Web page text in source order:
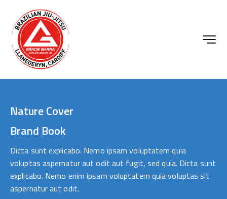
Nature Cover
Brand Book
Dicta sunt explicabo. Nemo ipsam voluptatem quia
voluptas aspernatur aut odit aut fugit, sed quia. Dicta sunt
explicabo. Nemo enim ipsam voluptatem quia voluptas sit
aspernatur aut odit.